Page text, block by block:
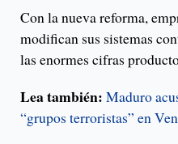
Con la nueva reforma,
modifican sus sistemas
las enormes cifras
Lea también: Maduro
“grupos terroristas” en